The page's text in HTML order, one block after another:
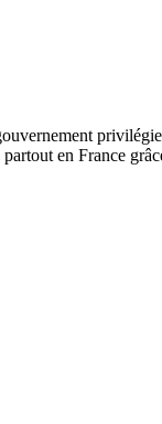
en France